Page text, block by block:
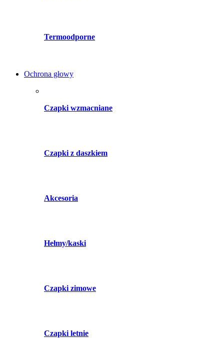
Termoodporne
Ochrona głowy
Czapki wzmacniane
Czapki z daszkiem
Akcesoria
Hełmy/kaski
Czapki zimowe
Czapki letnie